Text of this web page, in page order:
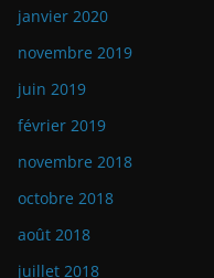
janvier 2020
novembre 2019
juin 2019
février 2019
novembre 2018
octobre 2018
août 2018
juillet 2018